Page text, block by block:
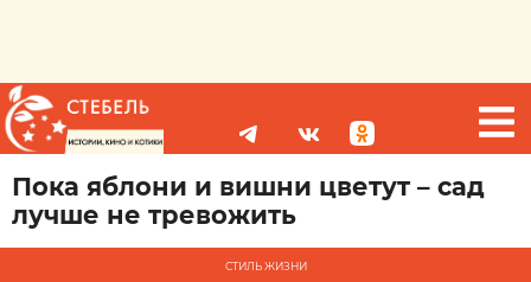
Пока яблони и вишни цветут – сад
лучше не тревожить
СТИЛЬ ЖИЗНИ